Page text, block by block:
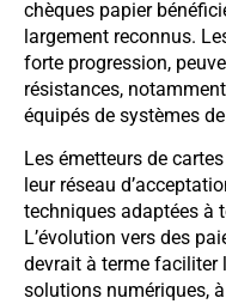
chèques papier
largement reconnus.
forte progression,
résistances,
équipés de systèmes
Les émetteurs de
leur réseau
techniques adaptées à
L’évolution vers des
devrait à terme faciliter
solutions numériques,